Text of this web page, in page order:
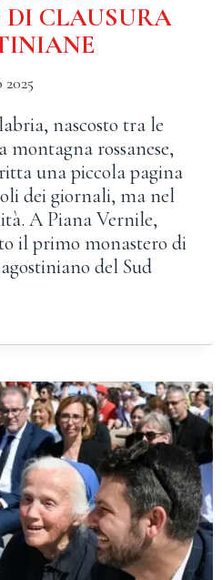
CLAUSURA
nascosto tra le
montagna rossanese,
una piccola pagina
dei giornali, ma nel
A Piana Vernile,
il primo monastero di
del Sud